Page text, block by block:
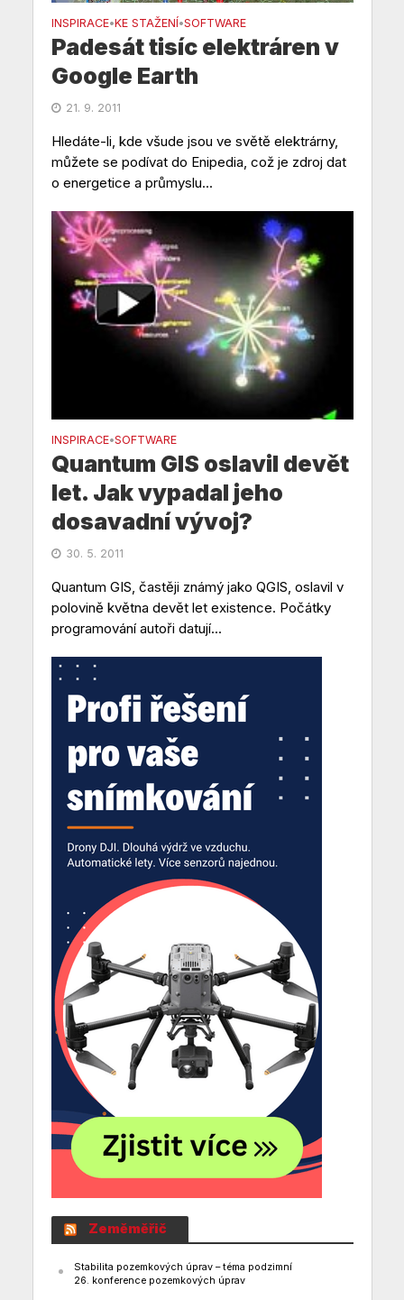
INSPIRACE•KE STAŽENÍ•SOFTWARE
Padesát tisíc elektráren v
Google Earth
21. 9. 2011
Hledáte-li, kde všude jsou ve světě elektrárny,
můžete se podívat do Enipedia, což je zdroj dat
o energetice a průmyslu...
INSPIRACE•SOFTWARE
Quantum GIS oslavil devět
let. Jak vypadal jeho
dosavadní vývoj?
30. 5. 2011
Quantum GIS, častěji známý jako QGIS, oslavil v
polovině května devět let existence. Počátky
programování autoři datují...
Zeměměřič
Stabilita pozemkových úprav – téma podzimní
26. konference pozemkových úprav